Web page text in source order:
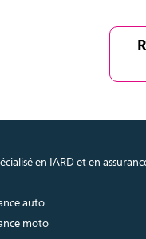
en IARD et en
auto
moto